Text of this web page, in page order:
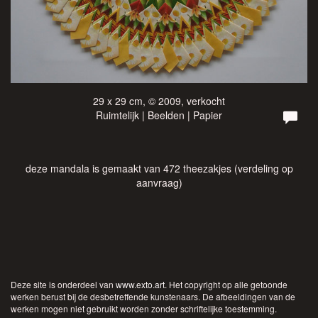
29 x 29 cm, © 2009, verkocht
Ruimtelijk | Beelden | Papier
deze mandala is gemaakt van 472 theezakjes (verdeling op
aanvraag)
Deze site is onderdeel van www.exto.art. Het copyright op alle getoonde
werken berust bij de desbetreffende kunstenaars. De afbeeldingen van de
werken mogen niet gebruikt worden zonder schriftelijke toestemming.